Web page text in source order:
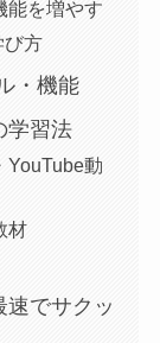
能を増やす
び方
・機能
学習法
動
材
速でサクッ